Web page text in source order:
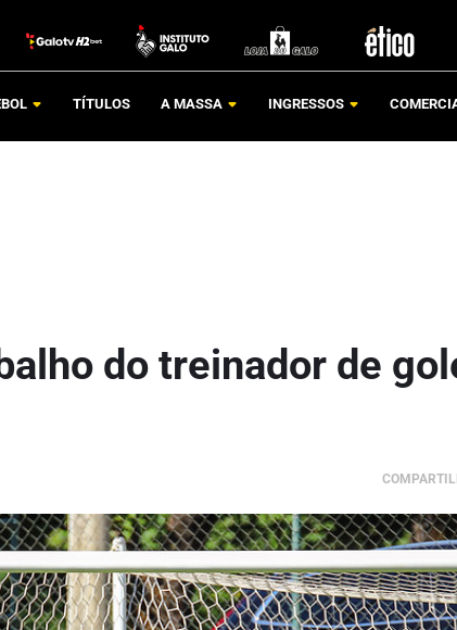
TÍTULOS A MASSA INGRESSOS
do treinador de